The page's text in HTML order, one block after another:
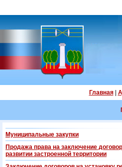
Главная|
Муниципальные закупки
Продажа права на заключение
развитии застроенной территории